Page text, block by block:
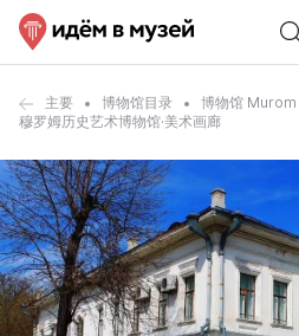
主要 博物馆目录
博物馆 Murom
穆罗姆历史艺术博物馆·美术画廊